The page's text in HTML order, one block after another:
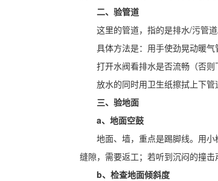
二、验管道
这里的管道，指的是排水/污管
具体方法是：用手使劲晃动暖气
打开水阀看排水是否流畅（否则
放水的同时用卫生纸擦拭上下管
三、验地面
a、地面空鼓
地面、墙，重点是踢脚线。用
缝隙，需要返工；若听到沉闷的撞击
b、检查地面倾斜度